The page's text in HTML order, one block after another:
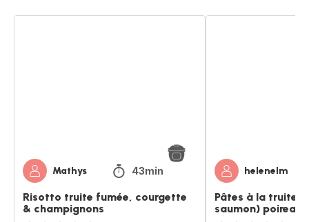
Mathys 43min
Risotto truite fumée, courgette
& champignons
helenelm
Pâtes à la truite
saumon) poireaux